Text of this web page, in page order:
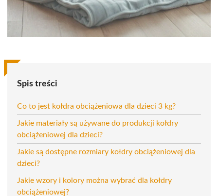
Spis treści
Co to jest kołdra obciążeniowa dla dzieci 3 kg?
Jakie materiały są używane do produkcji kołdry
obciążeniowej dla dzieci?
Jakie są dostępne rozmiary kołdry obciążeniowej dla
dzieci?
Jakie wzory i kolory można wybrać dla kołdry
obciążeniowej?